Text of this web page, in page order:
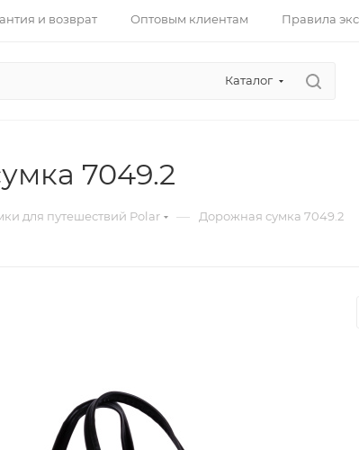
и возврат Оптовым клиентам Правила
Каталог
7049.2
для путешествий Polar — Дорожная сумка 7049.2